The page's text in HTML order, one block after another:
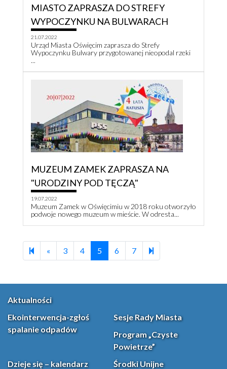
MIASTO ZAPRASZA DO STREFY
WYPOCZYNKU NA BULWARACH
21.07.2022
Urząd Miasta Oświęcim zaprasza do Strefy
Wypoczynku Bulwary przygotowanej nieopodal rzeki
...
MUZEUM ZAMEK ZAPRASZA NA
"URODZINY POD TĘCZĄ"
19.07.2022
Muzeum Zamek w Oświęcimiu w 2018 roku otworzyło
podwoje nowego muzeum w mieście. W odresta...
« Previous page
3 4 5 6 7 21
Aktualności
Ekointerwencja-zgłoś
spalanie odpadów
Sesje Rady Miasta
Program „Czyste
Powietrze”
Dzieje się – kalendarz
Środki Unijne